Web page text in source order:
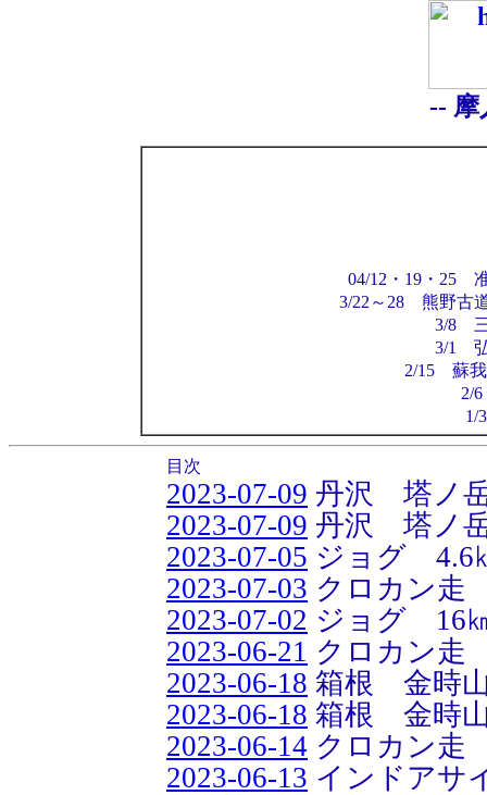
--
04/12・19・25
3/22～28 熊野古
3/8
3/1
2/15 蘇
2/
1/
目次
2023-07-09 丹沢 塔ノ
2023-07-09 丹沢 塔ノ
2023-07-05 ジョグ 4.6
2023-07-03 クロカン
2023-07-02 ジョグ 16
2023-06-21 クロカン
2023-06-18 箱根 金時
2023-06-18 箱根 金時
2023-06-14 クロカン
2023-06-13 インドアサ